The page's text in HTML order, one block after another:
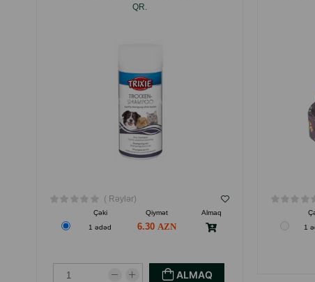
QR.
( Rəylər)
Çəki Qiymət
Almaq
1 ədəd
6.30
ALMAQ
1